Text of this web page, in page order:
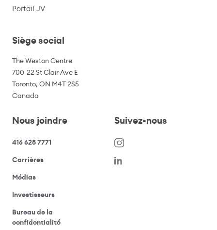
Portail JV(s’ouvre dans une nouvelle fenêtre)
Siège social
The Weston Centre
700-22 St Clair Ave E
Toronto, ON M4T 2S5
Canada
Nous joindre
416 628 7771
Carrières(s’ouvre dans une nouvelle fenêtre)
Médias(ouvre votre application de messagerie)
Investisseurs(ouvre votre application de messagerie)
Bureau de la
confidentialité(ouvre votre application de messagerie)
Suivez-nous